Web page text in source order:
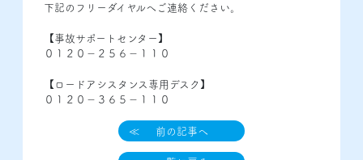
下記のフリーダイヤルへご連絡ください。
【事故サポートセンター】
０１２０－２５６－１１０
【ロードアシスタンス専用デスク】
０１２０－３６５－１１０
前の記事へ